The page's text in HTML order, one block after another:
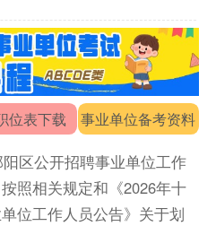
位表下载 事业单位备考资料
区公开招聘事业单位工作
照相关规定和《2026年十
位工作人员公告》关于划